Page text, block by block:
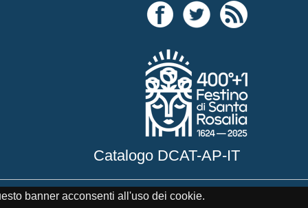
Catalogo DCAT-AP-IT
banner acconsenti all'uso dei cookie.